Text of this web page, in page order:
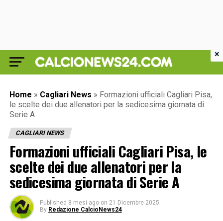
Home » Cagliari News » Formazioni ufficiali Cagliari Pisa,
le scelte dei due allenatori per la sedicesima giornata di
Serie A
CAGLIARI NEWS
Formazioni ufficiali Cagliari Pisa, le
scelte dei due allenatori per la
sedicesima giornata di Serie A
Published 8 mesi ago on 21 Dicembre 2025
By Redazione CalcioNews24
×